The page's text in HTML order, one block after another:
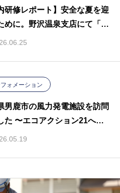
研修レポート】安全な夏を迎
めに。野沢温泉支店にて「熱
話」を開催しました。
ォメーション
男鹿市の風力発電施設を訪問
た 〜エコアクション21への
み〜